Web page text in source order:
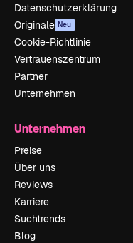
Datenschutzerklärung
Originale Neu
Cookie-Richtlinie
Vertrauenszentrum
Partner
Unternehmen
Unternehmen
Preise
Über uns
Reviews
Karriere
Suchtrends
Blog